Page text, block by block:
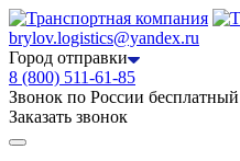
brylov.logistics@yandex.ru
Город отправки
8 (800) 511-61-85
Звонок по России бесплатный
Заказать звонок